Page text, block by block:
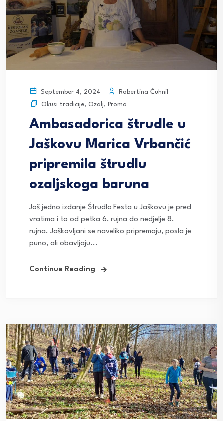
September 4, 2024
Robertina Čuhnil
Okusi tradicije, Ozalj, Promo
Ambasadorica štrudle u
Jaškovu Marica Vrbančić
pripremila štrudlu
ozaljskoga baruna
Još jedno izdanje Štrudla Festa u Jaškovu je pred
vratima i to od petka 6. rujna do nedjelje 8.
rujna. Jaškovljani se naveliko pripremaju, posla je
puno, ali obavljaju...
Continue Reading